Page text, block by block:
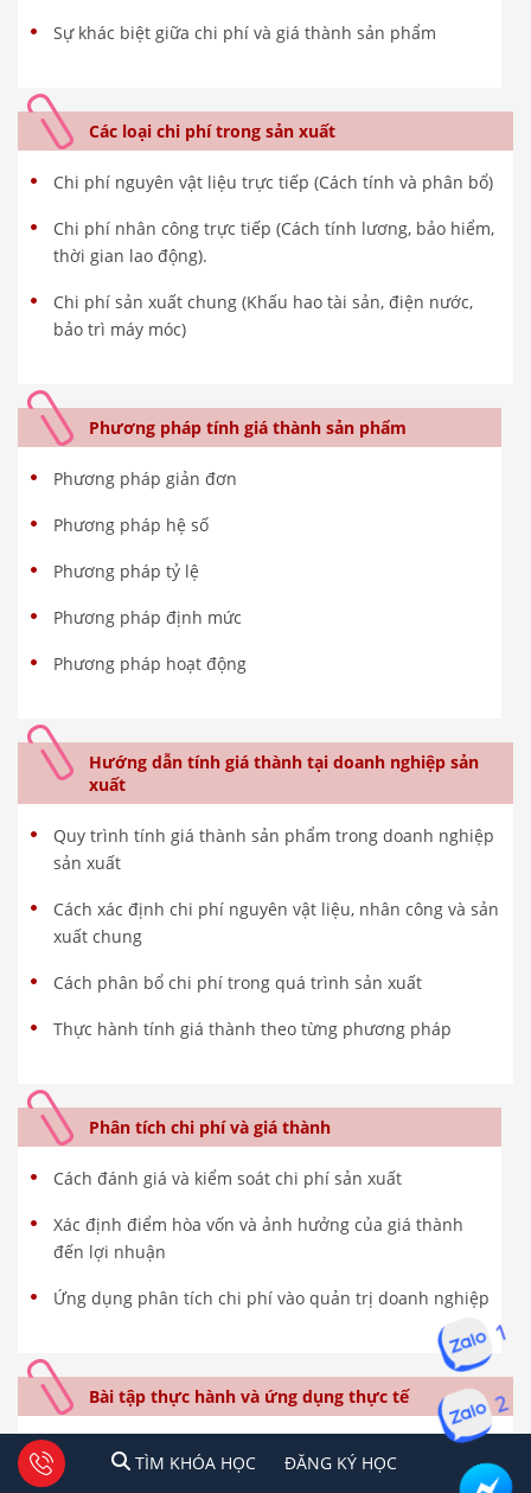
Sự khác biệt giữa chi phí và giá thành sản phẩm
Các loại chi phí trong sản xuất
Chi phí nguyên vật liệu trực tiếp (Cách tính và phân bổ)
Chi phí nhân công trực tiếp (Cách tính lương, bảo hiểm,
thời gian lao động).
Chi phí sản xuất chung (Khấu hao tài sản, điện nước,
bảo trì máy móc)
Phương pháp tính giá thành sản phẩm
Phương pháp giản đơn
Phương pháp hệ số
Phương pháp tỷ lệ
Phương pháp định mức
Phương pháp hoạt động
Hướng dẫn tính giá thành tại doanh nghiệp sản
xuất
Quy trình tính giá thành sản phẩm trong doanh nghiệp
sản xuất
Cách xác định chi phí nguyên vật liệu, nhân công và sản
xuất chung
Cách phân bổ chi phí trong quá trình sản xuất
Thực hành tính giá thành theo từng phương pháp
Phân tích chi phí và giá thành
Cách đánh giá và kiểm soát chi phí sản xuất
Xác định điểm hòa vốn và ảnh hưởng của giá thành
đến lợi nhuận
Ứng dụng phân tích chi phí vào quản trị doanh nghiệp
Bài tập thực hành và ứng dụng thực tế
Thực hành lập bảng tính giá thành sản phẩm trong
Excel và hạch toán trên phần mềm Misa
TÌM KHÓA HỌC ĐĂNG KÍ HỌC
1 2 Tư vấn facebook
TÌM KHÓA HỌC ĐĂNG KÝ HỌC
1
2